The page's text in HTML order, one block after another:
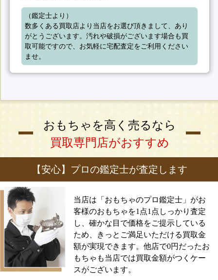
（鑑定士より）
数多くある買取店より当店をお選び頂きまして、あり
がとうございます。汚れや破損がございます場合も買
取可能ですので、お気軽に宅配査定をご利用ください
ませ。
おもちゃを高く売るなら
買取専門店がおすすめ
【安心】プロの鑑定士が査定します
当店は「おもちゃのプロ鑑定士」がお
客様のおもちゃを1点1点しっかり査定
し、確かな目で価格をご提示している
ため、きっとご満足いただける買取金
額が実現できます。他店で0円だったお
もちゃも当店では買取金額がつくケー
スがございます。